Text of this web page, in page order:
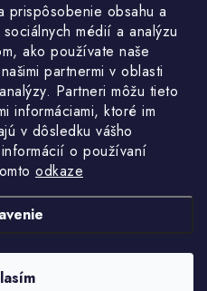
prispôsobenie obsahu a
médií a analýzu
ako používate naše
partnermi v oblasti
Partneri môžu tieto
informáciami, ktoré im
v dôsledku vášho
o používaní
odkaze
. Všetky práva vyhradené.